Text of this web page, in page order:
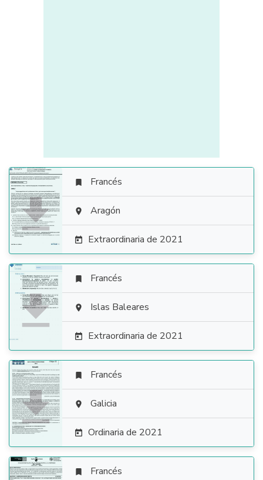

 Francés
 Aragón
 Extraordinaria de 2021

 Francés
 Islas Baleares
 Extraordinaria de 2021

 Francés
 Galicia
 Ordinaria de 2021
 Francés